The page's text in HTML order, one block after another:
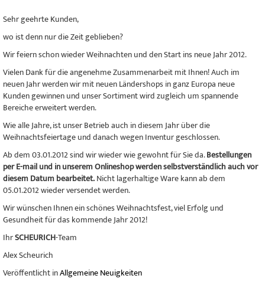
Sehr geehrte Kunden,
wo ist denn nur die Zeit geblieben?
Wir feiern schon wieder Weihnachten und den Start ins neue Jahr 2012.
Vielen Dank für die angenehme Zusammenarbeit mit Ihnen! Auch im
neuen Jahr werden wir mit neuen Ländershops in ganz Europa neue
Kunden gewinnen und unser Sortiment wird zugleich um spannende
Bereiche erweitert werden.
Wie alle Jahre, ist unser Betrieb auch in diesem Jahr über die
Weihnachtsfeiertage und danach wegen Inventur geschlossen.
Ab dem 03.01.2012 sind wir wieder wie gewohnt für Sie da.Bestellungen
per E-mail und in unserem Onlineshop werden selbstverständlich auch vor
diesem Datum bearbeitet.Nicht lagerhaltige Ware kann ab dem
05.01.2012 wieder versendet werden.
Wir wünschen Ihnen ein schönes Weihnachtsfest, viel Erfolg und
Gesundheit für das kommende Jahr 2012!
IhrSCHEURICH-Team
Alex Scheurich
Veröffentlicht inAllgemeine Neuigkeiten